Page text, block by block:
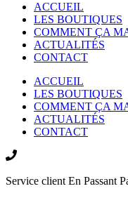
ACCUEIL
LES BOUTIQUES
COMMENT ÇA
ACTUALITÉS
CONTACT
ACCUEIL
LES BOUTIQUES
COMMENT ÇA
ACTUALITÉS
CONTACT
Service client En Passant